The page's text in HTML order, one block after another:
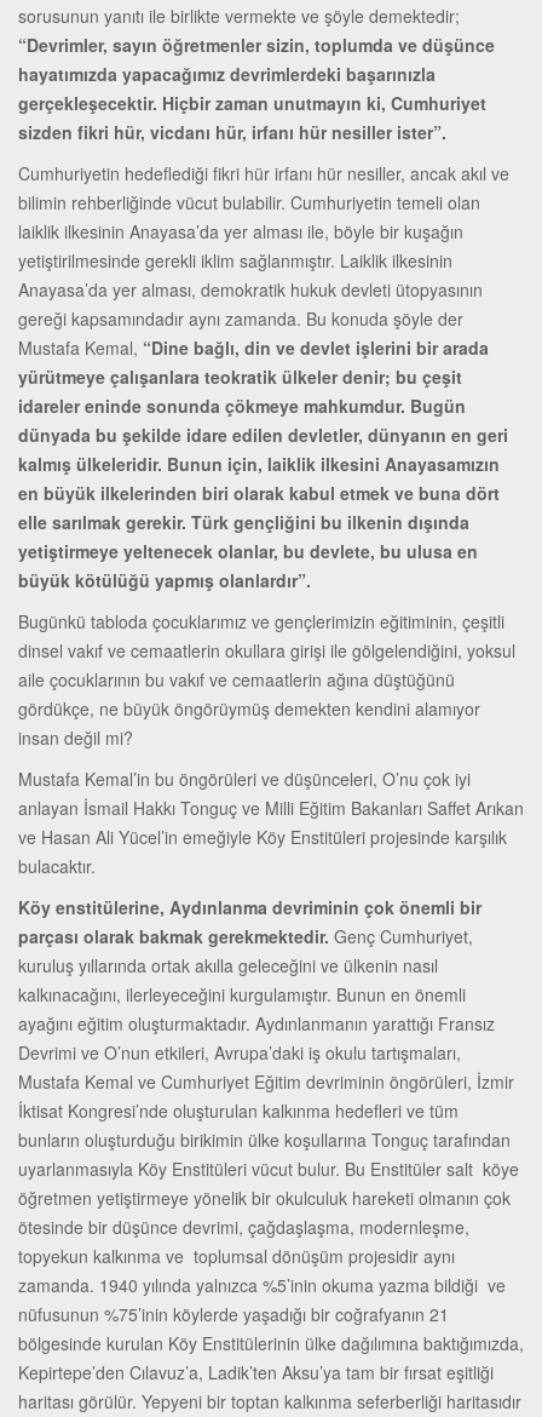
sorusunun yanıtı ile birlikte vermekte ve şöyle demektedir;
“Devrimler, sayın öğretmenler sizin, toplumda ve düşünce
hayatımızda yapacağımız devrimlerdeki başarınızla
gerçekleşecektir. Hiçbir zaman unutmayın ki, Cumhuriyet
sizden fikri hür, vicdanı hür, irfanı hür nesiller ister”.
Cumhuriyetin hedeflediği fikri hür irfanı hür nesiller, ancak akıl ve
bilimin rehberliğinde vücut bulabilir. Cumhuriyetin temeli olan
laiklik ilkesinin Anayasa’da yer alması ile, böyle bir kuşağın
yetiştirilmesinde gerekli iklim sağlanmıştır. Laiklik ilkesinin
Anayasa’da yer alması, demokratik hukuk devleti ütopyasının
gereği kapsamındadır aynı zamanda. Bu konuda şöyle der
Mustafa Kemal, “Dine bağlı, din ve devlet işlerini bir arada
yürütmeye çalışanlara teokratik ülkeler denir; bu çeşit
idareler eninde sonunda çökmeye mahkumdur. Bugün
dünyada bu şekilde idare edilen devletler, dünyanın en geri
kalmış ülkeleridir. Bunun için, laiklik ilkesini Anayasamızın
en büyük ilkelerinden biri olarak kabul etmek ve buna dört
elle sarılmak gerekir. Türk gençliğini bu ilkenin dışında
yetiştirmeye yeltenecek olanlar, bu devlete, bu ulusa en
büyük kötülüğü yapmış olanlardır”.
Bugünkü tabloda çocuklarımız ve gençlerimizin eğitiminin, çeşitli
dinsel vakıf ve cemaatlerin okullara girişi ile gölgelendiğini, yoksul
aile çocuklarının bu vakıf ve cemaatlerin ağına düştüğünü
gördükçe, ne büyük öngörüymüş demekten kendini alamıyor
insan değil mi?
Mustafa Kemal’in bu öngörüleri ve düşünceleri, O’nu çok iyi
anlayan İsmail Hakkı Tonguç ve Milli Eğitim Bakanları Saffet Arıkan
ve Hasan Ali Yücel’in emeğiyle Köy Enstitüleri projesinde karşılık
bulacaktır.
Köy enstitülerine, Aydınlanma devriminin çok önemli bir
parçası olarak bakmak gerekmektedir. Genç Cumhuriyet,
kuruluş yıllarında ortak akılla geleceğini ve ülkenin nasıl
kalkınacağını, ilerleyeceğini kurgulamıştır. Bunun en önemli
ayağını eğitim oluşturmaktadır. Aydınlanmanın yarattığı Fransız
Devrimi ve O’nun etkileri, Avrupa’daki iş okulu tartışmaları,
Mustafa Kemal ve Cumhuriyet Eğitim devriminin öngörüleri, İzmir
İktisat Kongresi’nde oluşturulan kalkınma hedefleri ve tüm
bunların oluşturduğu birikimin ülke koşullarına Tonguç tarafından
uyarlanmasıyla Köy Enstitüleri vücut bulur. Bu Enstitüler salt köye
öğretmen yetiştirmeye yönelik bir okulculuk hareketi olmanın çok
ötesinde bir düşünce devrimi, çağdaşlaşma, modernleşme,
topyekun kalkınma ve toplumsal dönüşüm projesidir aynı
zamanda. 1940 yılında yalnızca %5’inin okuma yazma bildiği ve
nüfusunun %75’inin köylerde yaşadığı bir coğrafyanın 21
bölgesinde kurulan Köy Enstitülerinin ülke dağılımına baktığımızda,
Kepirtepe’den Cılavuz’a, Ladik’ten Aksu’ya tam bir fırsat eşitliği
haritası görülür. Yepyeni bir toptan kalkınma seferberliği haritasıdır